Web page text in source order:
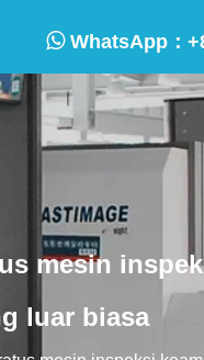
WhatsApp：
mesin
luar biasa